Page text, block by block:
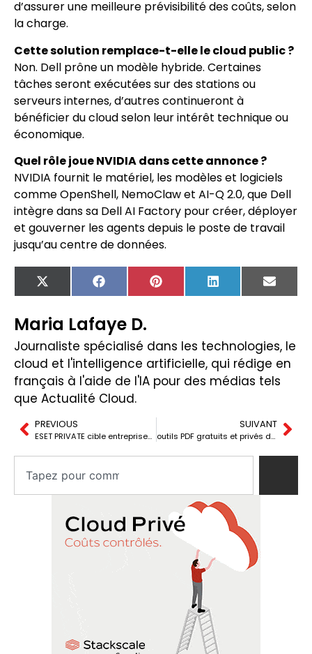
d’assurer une meilleure prévisibilité des coûts, selon
la charge.
Cette solution remplace-t-elle le cloud public ?
Non. Dell prône un modèle hybride. Certaines
tâches seront exécutées sur des stations ou
serveurs internes, d’autres continueront à
bénéficier du cloud selon leur intérêt technique ou
économique.
Quel rôle joue NVIDIA dans cette annonce ?
NVIDIA fournit le matériel, les modèles et logiciels
comme OpenShell, NemoClaw et AI-Q 2.0, que Dell
intègre dans sa Dell AI Factory pour créer, déployer
et gouverner les agents depuis le poste de travail
jusqu’au centre de données.
X
(Twitter)
FacebookPinterest LinkedIn Email
Maria Lafaye D.
Journaliste spécialisé dans les technologies, le
cloud et l'intelligence artificielle, qui rédige en
français à l'aide de l'IA pour des médias tels
que Actualité Cloud.
PREVIOUS
ESET PRIVATE cible entreprises et infrastructures critiques
SUIVANT
outils PDF gratuits et privés depuis le navigateur